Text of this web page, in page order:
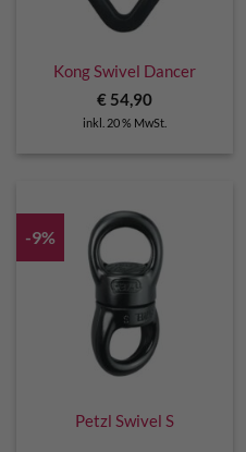
Kong Swivel Dancer
€ 54,90
inkl. 20 % MwSt.
-9%
Petzl Swivel S